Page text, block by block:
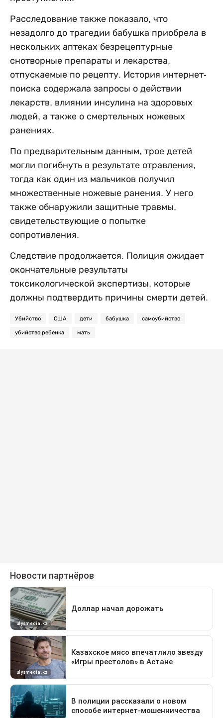
Расследование также показало, что
незадолго до трагедии бабушка приобрела в
нескольких аптеках безрецептурные
снотворные препараты и лекарства,
отпускаемые по рецепту. История интернет-
поиска содержала запросы о действии
лекарств, влиянии инсулина на здоровых
людей, а также о смертельных ножевых
ранениях.
По предварительным данным, трое детей
могли погибнуть в результате отравления,
тогда как один из мальчиков получил
множественные ножевые ранения. У него
также обнаружили защитные травмы,
свидетельствующие о попытке
сопротивления.
Следствие продолжается. Полиция ожидает
окончательные результаты
токсикологической экспертизы, которые
должны подтвердить причины смерти детей.
Убийство США дети бабушка самоубийство
убийство ребенка мать